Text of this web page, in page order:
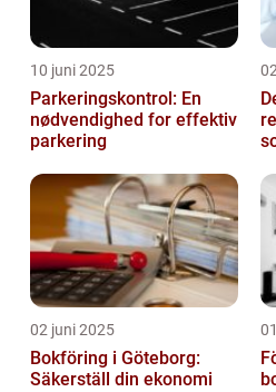
10 juni 2025
Parkeringskontrol: En
nødvendighed for effektiv
parkering
02 juni 2025
Bokföring i Göteborg:
Säkerställ din ekonomi